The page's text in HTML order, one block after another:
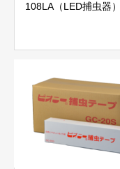
108LA（LED捕虫器）